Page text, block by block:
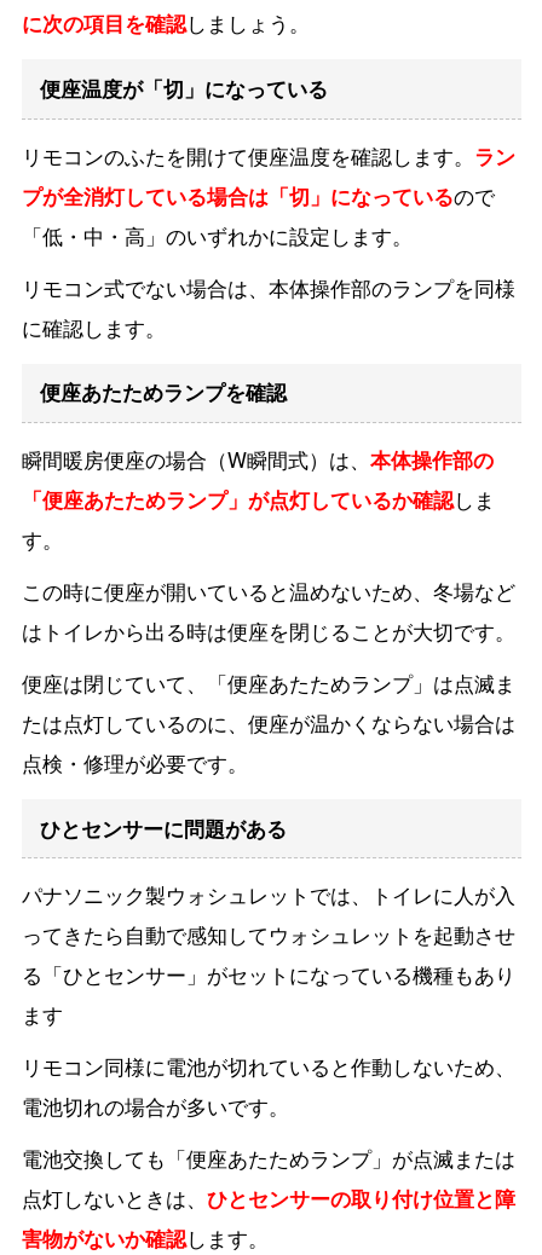
に次の項目を確認しましょう。
便座温度が「切」になっている
リモコンのふたを開けて便座温度を確認します。 ラン
プが全消灯している場合は「切」になっているので
「低・中・高」のいずれかに設定します。
リモコン式でない場合は、本体操作部のランプを同様
に確認します。
便座あたためランプを確認
瞬間暖房便座の場合（W瞬間式）は、 本体操作部の
「便座あたためランプ」が点灯しているか確認しま
す。
この時に便座が開いていると温めないため、冬場など
はトイレから出る時は便座を閉じることが大切です。
便座は閉じていて、「便座あたためランプ」は点滅ま
たは点灯しているのに、便座が温かくならない場合は
点検・修理が必要です。
ひとセンサーに問題がある
パナソニック製ウォシュレットでは、トイレに人が入
ってきたら自動で感知してウォシュレットを起動させ
る「ひとセンサー」がセットになっている機種もあり
ます
リモコン同様に電池が切れていると作動しないため、
電池切れの場合が多いです。
電池交換しても「便座あたためランプ」が点滅または
点灯しないときは、 ひとセンサーの取り付け位置と障
害物がないか確認します。